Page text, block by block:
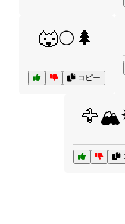
🐺🌕🌲
コピー